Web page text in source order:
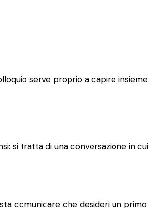
serve proprio a capire insieme
si tratta di una conversazione in cui
comunicare che desideri un primo